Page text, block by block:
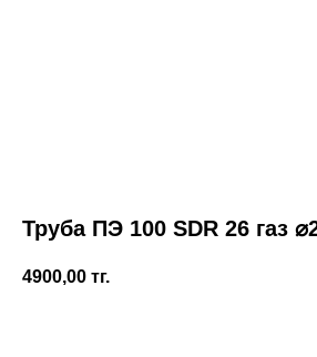
Труба ПЭ 100 SDR 26 газ
4900,00 тг.